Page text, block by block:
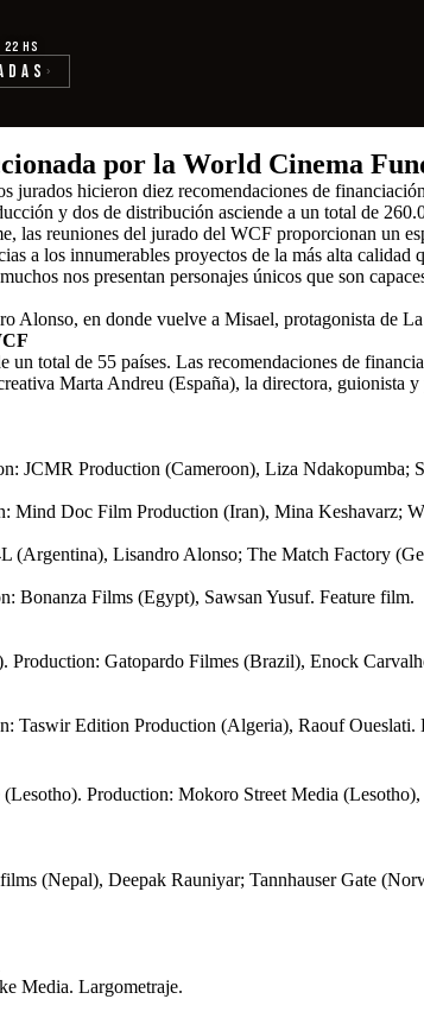
hs
›
por la World Cinema
jurados hicieron diez recomendaciones de
y dos de distribución asciende a un total de
las reuniones del jurado del WCF proporcionan un
a los innumerables proyectos de la más alta
nos presentan personajes únicos que son
Alonso, en donde vuelve a Misael, protagonista de
total de 55 países. Las recomendaciones de
Marta Andreu (España), la directora,
JCMR Production (Cameroon), Liza Ndakopumba;
Mind Doc Film Production (Iran), Mina Keshavarz;
(Argentina), Lisandro Alonso; The Match Factory
Bonanza Films (Egypt), Sawsan Yusuf. Feature film.
Gatopardo Filmes (Brazil), Enock
Taswir Edition Production (Algeria), Raouf Oueslati.
Production: Mokoro Street Media
(Nepal), Deepak Rauniyar; Tannhauser Gate
Media. Largometraje.